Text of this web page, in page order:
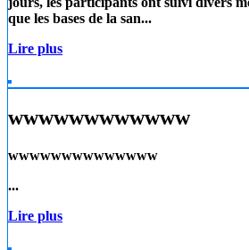
que les bases de la san...
Lire plus
wwwwwwwwwwww
wwwwwwwwwwwwww
...
Lire plus